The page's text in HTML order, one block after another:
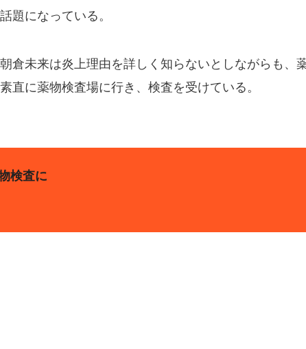
題になっている。
倉未来は炎上理由を詳しく知らないとしながらも、
直に薬物検査場に行き、検査を受けている。
検査に